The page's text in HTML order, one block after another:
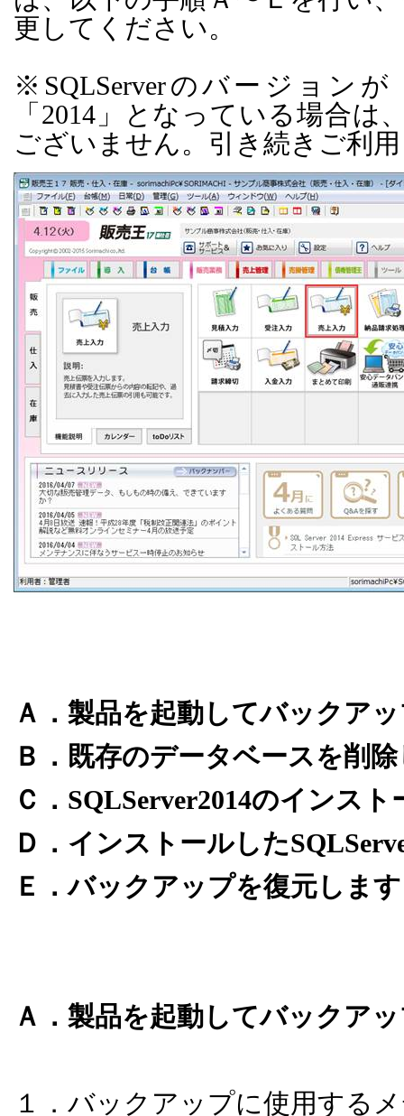
更してください。
※SQLServerのバージョンが
「2014」となっている場合は
ございません。引き続きご利
Ａ．製品を起動してバックア
Ｂ．既存のデータベースを削
Ｃ． SQLServer2014のインスト
Ｄ．インストールした
Ｅ．バックアップを復元します
Ａ．製品を起動してバックア
１．バックアップに使用する